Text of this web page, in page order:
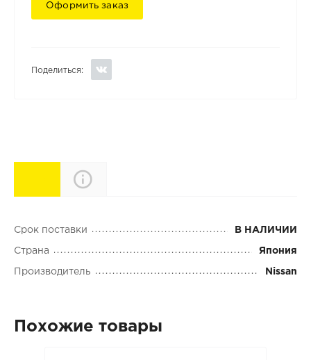
Оформить заказ
Поделиться:
Характеристики
Срок поставки В НАЛИЧИИ
Страна Япония
Производитель Nissan
Похожие товары